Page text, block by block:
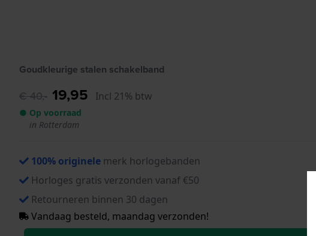
Goudkleurige stalen schakelband
€ 40,- 19,95 Incl 21% btw
● Op voorraad
in Rotterdam
100% originele merk horlogebanden
Horloges gratis verzonden vanaf €50
Retourneren binnen 30 dagen
Vandaag besteld, maandag verzonden!